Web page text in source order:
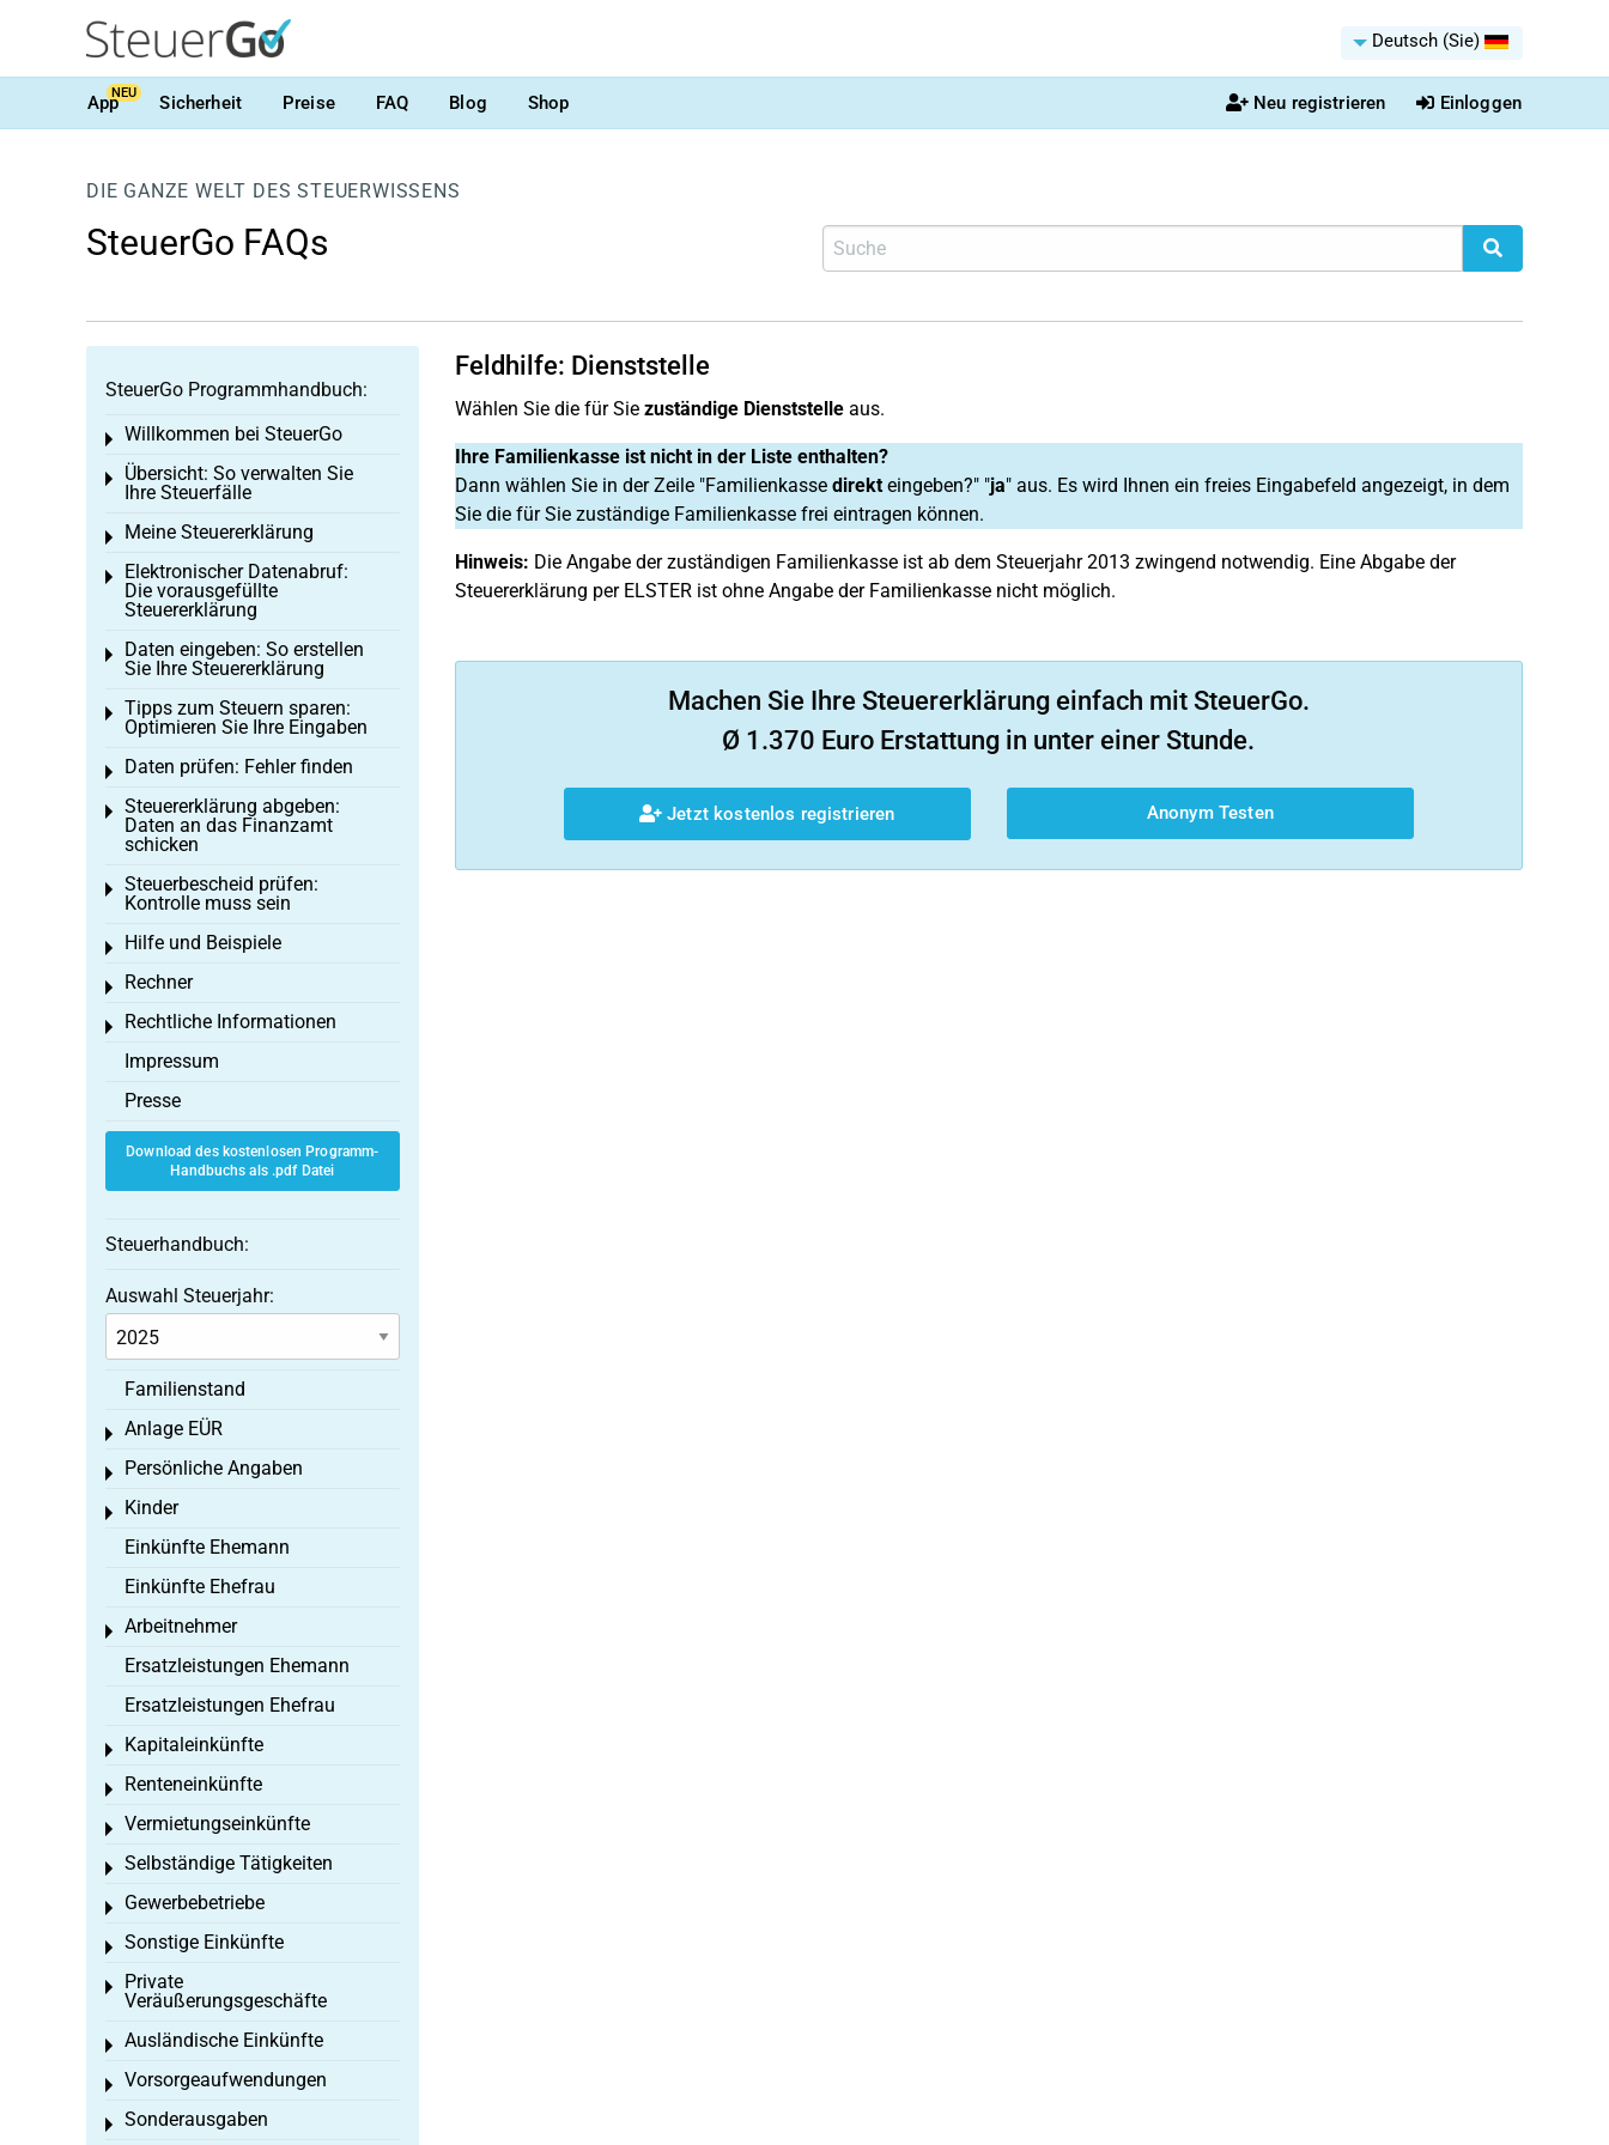
Deutsch (Sie)
AppNEU Sicherheit Preise FAQ Blog Shop Neu registrieren Einloggen
DIE GANZE WELT DES STEUERWISSENS
SteuerGo FAQs
Feldhilfe: Dienststelle
Wählen Sie die für Sie zuständige Dienststelleaus.
Ihre Familienkasse ist nicht in der Liste enthalten?
Dann wählen Sie in der Zeile "Familienkasse direkteingeben?" "ja" aus. Es wird Ihnen ein freies Eingabefeld angezeigt, in dem
Sie die für Sie zuständige Familienkasse frei eintragen können.
Hinweis: Die Angabe der zuständigen Familienkasse ist ab dem Steuerjahr 2013 zwingend notwendig. Eine Abgabe der
Steuererklärung per ELSTER ist ohne Angabe der Familienkasse nicht möglich.
Machen Sie Ihre Steuererklärung einfach mit SteuerGo.
Ø 1.370 Euro Erstattung in unter einer Stunde.
Jetzt kostenlos registrieren Anonym Testen
SteuerGo Programmhandbuch:
Willkommen bei SteuerGo
Toggle menu
Übersicht: So verwalten Sie
Ihre Steuerfälle
Toggle menu
Meine Steuererklärung
Toggle menu
Elektronischer Datenabruf:
Die vorausgefüllte
Steuererklärung
Toggle menu
Daten eingeben: So erstellen
Sie Ihre Steuererklärung
Toggle menu
Tipps zum Steuern sparen:
Optimieren Sie Ihre Eingaben
Toggle menu
Daten prüfen: Fehler finden
Toggle menu
Steuererklärung abgeben:
Daten an das Finanzamt
schicken
Toggle menu
Steuerbescheid prüfen:
Kontrolle muss sein
Toggle menu
Hilfe und Beispiele
Toggle menu
Rechner
Toggle menu
Rechtliche Informationen
Toggle menu
Impressum
Presse
Download des kostenlosen Programm-
Handbuchs als .pdf Datei
Steuerhandbuch:
Auswahl Steuerjahr:
Familienstand
Anlage EÜR
Toggle menu
Persönliche Angaben
Toggle menu
Kinder
Toggle menu
Einkünfte Ehemann
Einkünfte Ehefrau
Arbeitnehmer
Toggle menu
Ersatzleistungen Ehemann
Ersatzleistungen Ehefrau
Kapitaleinkünfte
Toggle menu
Renteneinkünfte
Toggle menu
Vermietungseinkünfte
Toggle menu
Selbständige Tätigkeiten
Toggle menu
Gewerbebetriebe
Toggle menu
Sonstige Einkünfte
Toggle menu
Private
Veräußerungsgeschäfte
Toggle menu
Ausländische Einkünfte
Toggle menu
Vorsorgeaufwendungen
Toggle menu
Sonderausgaben
Toggle menu